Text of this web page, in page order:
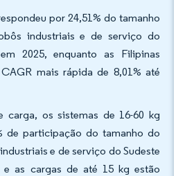
por 24,51% do tamanho
industriais e de serviço do
2025, enquanto as Filipinas
mais rápida de 8,01% até
carga, os sistemas de 16-60 kg
de participação do tamanho do
e de serviço do Sudeste
e as cargas de até 15 kg estão